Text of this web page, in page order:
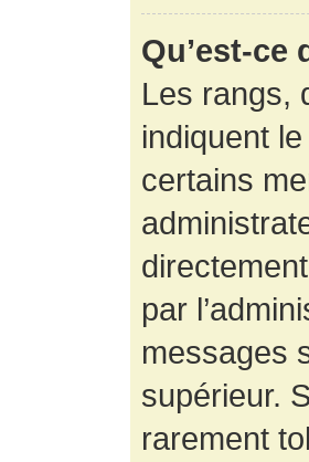
Qu’est-
Les rangs,
indiquent
certains
par
messages
supérieur.
rarement